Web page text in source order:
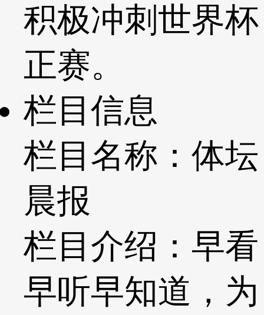
积极冲刺世界杯
正赛。
栏目信息
栏目名称：体坛
晨报
栏目介绍：早看
早听早知道，为